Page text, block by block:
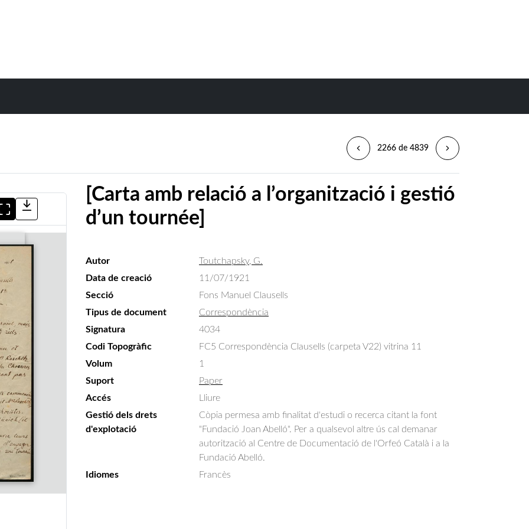
2266 de 4839
[Carta amb relació a l’organització i gestió
d’un tournée]
Autor
Toutchapsky, G.
Data de creació
11/07/1921
Secció
Fons Manuel Clausells
Tipus de document
Correspondència
Signatura
4034
Codi Topogràfic
FC5 Correspondència Clausells (carpeta V22) vitrina 11
Volum
1
Suport
Paper
Accés
Lliure
Gestió dels drets
d'explotació
Còpia permesa amb finalitat d'estudi o recerca citant la font
"Fundació Joan Abelló". Per a qualsevol altre ús cal demanar
autorització al Centre de Documentació de l'Orfeó Català i a la
Fundació Abelló.
Idiomes
Francès